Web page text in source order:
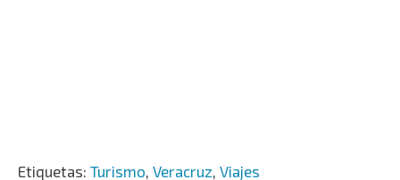
Etiquetas: Turismo Veracruz Viajes